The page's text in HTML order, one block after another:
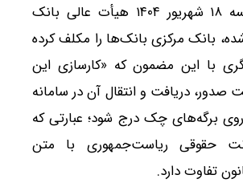
چک که در جلسه ۱۸ شهریور ۱۴۰۴ هیأت عالی بانک
بانک مرکزی بانک‌ها را مکلف کرده
با این مضمون که «کارسازی این
دریافت و انتقال آن در سامانه
برگه‌های چک درج شود؛ عبارتی که
حقوقی ریاست‌جمهوری با متن
تفاوت دارد.